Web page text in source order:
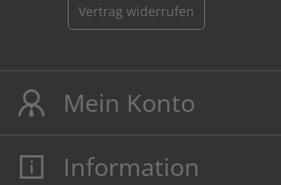
Vertrag widerrufen
Mein Konto
Mein Konto
Information